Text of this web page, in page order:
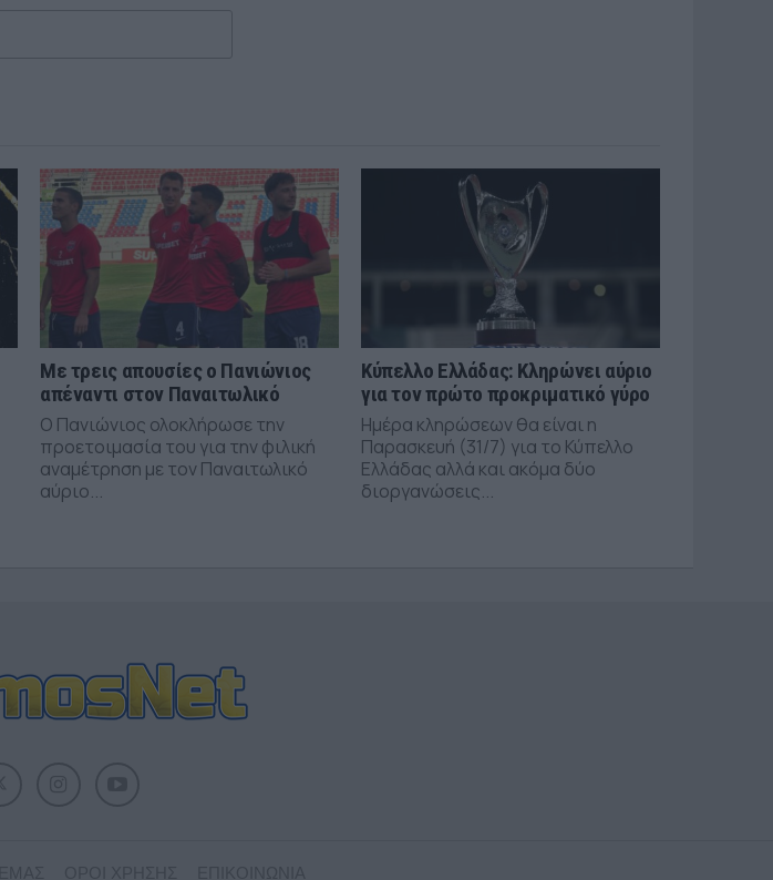
Με τρεις απουσίες ο Πανιώνιος
απέναντι στον Παναιτωλικό
Ο Πανιώνιος ολοκλήρωσε την
προετοιμασία του για την φιλική
αναμέτρηση με τον Παναιτωλικό
αύριο...
Κύπελλο Ελλάδας: Κληρώνει αύριο
για τον πρώτο προκριματικό γύρο
Ημέρα κληρώσεων θα είναι η
Παρασκευή (31/7) για το Κύπελλο
Ελλάδας αλλά και ακόμα δύο
διοργανώσεις...